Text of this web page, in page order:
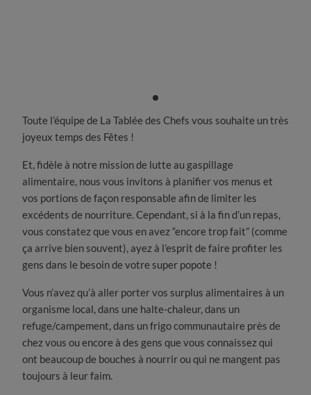
Toute l’équipe de La Tablée des Chefs vous souhaite un très
joyeux temps des Fêtes !
Et, fidèle à notre mission de lutte au gaspillage
alimentaire, nous vous invitons à planifier vos menus et
vos portions de façon responsable afin de limiter les
excédents de nourriture. Cependant, si à la fin d’un repas,
vous constatez que vous en avez “encore trop fait” (comme
ça arrive bien souvent), ayez à l’esprit de faire profiter les
gens dans le besoin de votre super popote !
Vous n’avez qu’à aller porter vos surplus alimentaires à un
organisme local, dans une halte-chaleur, dans un
refuge/campement, dans un frigo communautaire près de
chez vous ou encore à des gens que vous connaissez qui
ont beaucoup de bouches à nourrir ou qui ne mangent pas
toujours à leur faim.